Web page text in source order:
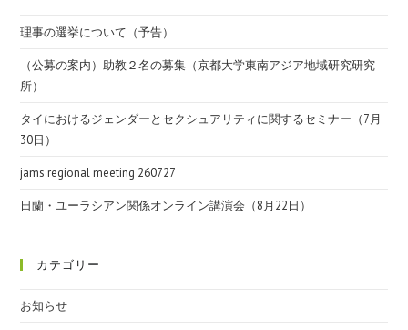
理事の選挙について（予告）
（公募の案内）助教２名の募集（京都大学東南アジア地域研究研究
所）
タイにおけるジェンダーとセクシュアリティに関するセミナー（7月
30日）
jams regional meeting 260727
日蘭・ユーラシアン関係オンライン講演会（8月22日）
カテゴリー
お知らせ